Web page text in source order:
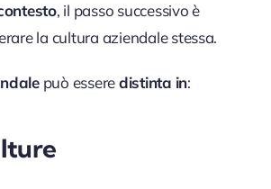
, il passo successivo è
la cultura aziendale stessa.
può esseredistinta in: